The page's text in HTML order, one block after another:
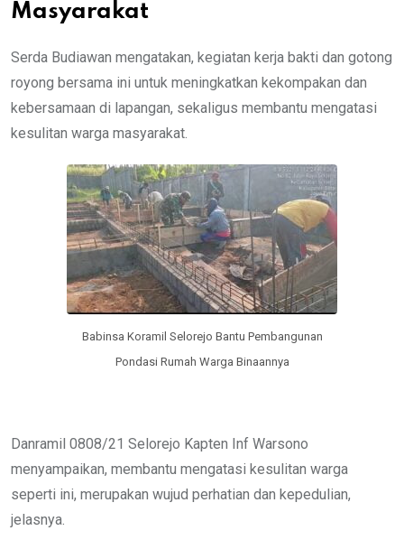
Masyarakat
Serda Budiawan mengatakan, kegiatan kerja bakti dan gotong
royong bersama ini untuk meningkatkan kekompakan dan
kebersamaan di lapangan, sekaligus membantu mengatasi
kesulitan warga masyarakat.
Babinsa Koramil Selorejo Bantu Pembangunan
Pondasi Rumah Warga Binaannya
Danramil 0808/21 Selorejo Kapten Inf Warsono
menyampaikan, membantu mengatasi kesulitan warga
seperti ini, merupakan wujud perhatian dan kepedulian,
jelasnya.